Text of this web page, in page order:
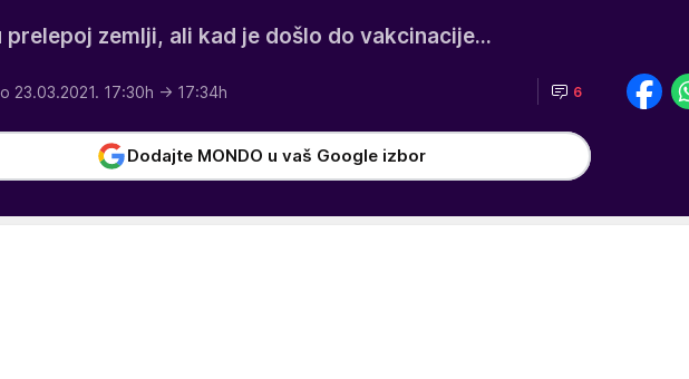
prelepoj zemlji, ali kad je došlo do vakcinacije...
23.03.2021. 17:30h → 17:34h 6
Dodajte MONDO u vaš Google izbor